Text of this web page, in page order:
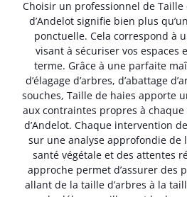
Choisir un professionnel de Taille
d’Andelot signifie bien plus
ponctuelle. Cela correspond à
visant à sécuriser vos espaces
terme. Grâce à une parfaite
d’élagage d’arbres, d’abattage
souches, Taille de haies apporte
aux contraintes propres à
d’Andelot. Chaque intervention
sur une analyse approfondie de
santé végétale et des attentes
approche permet d’assurer des
allant de la taille d’arbres à la